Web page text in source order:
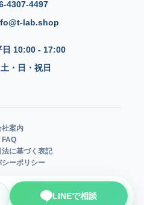
4307-4497
lab.shop
日 10:00 - 17:00
・日・祝日
社案内
FAQ
に基づく表記
シーポリシー
LINEで相談